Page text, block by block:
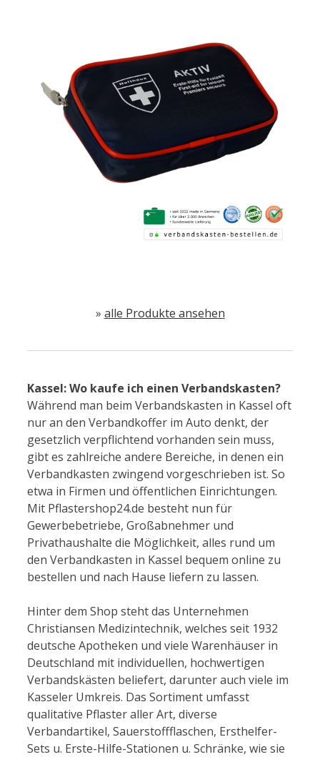
» alle Produkte ansehen
Kassel: Wo kaufe ich einen Verbandskasten?
Während man beim Verbandskasten in Kassel oft
nur an den Verbandkoffer im Auto denkt, der
gesetzlich verpflichtend vorhanden sein muss,
gibt es zahlreiche andere Bereiche, in denen ein
Verbandkasten zwingend vorgeschrieben ist. So
etwa in Firmen und öffentlichen Einrichtungen.
Mit Pflastershop24.de besteht nun für
Gewerbebetriebe, Großabnehmer und
Privathaushalte die Möglichkeit, alles rund um
den Verbandkasten in Kassel bequem online zu
bestellen und nach Hause liefern zu lassen.
Hinter dem Shop steht das Unternehmen
Christiansen Medizintechnik, welches seit 1932
deutsche Apotheken und viele Warenhäuser in
Deutschland mit individuellen, hochwertigen
Verbandskästen beliefert, darunter auch viele im
Kasseler Umkreis. Das Sortiment umfasst
qualitative Pflaster aller Art, diverse
Verbandartikel, Sauerstoffflaschen, Ersthelfer-
Sets u. Erste-Hilfe-Stationen u. Schränke, wie sie